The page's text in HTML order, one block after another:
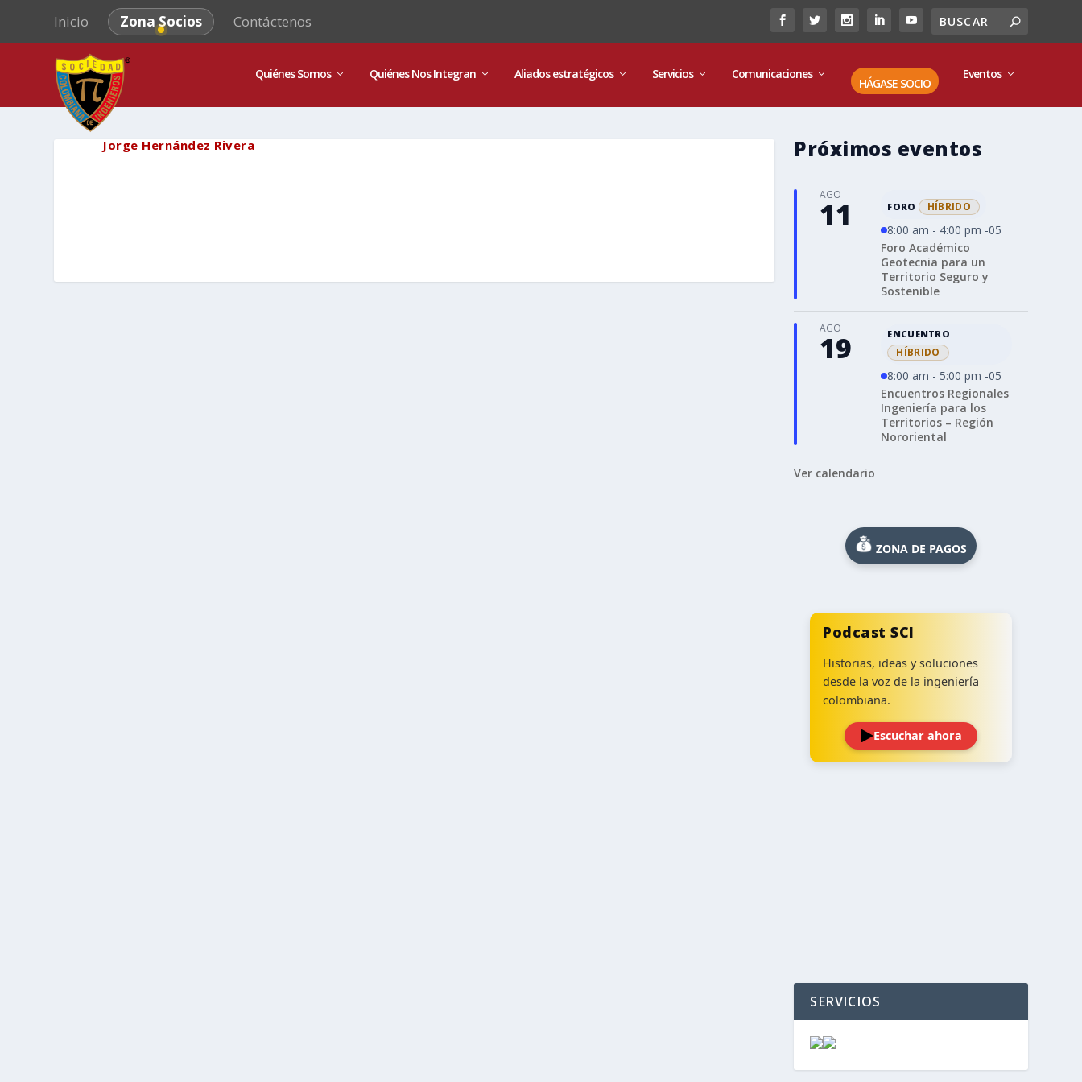
Inicio Zona Socios Contáctenos
Quiénes Somos Quiénes Nos Integran Aliados estratégicos Servicios Comunicaciones
HÁGASE SOCIO
Eventos
Jorge Hernández Rivera Próximos eventos
AGO
11 FORO HÍBRIDO
8:00 am - 4:00 pm -05
Foro Académico
Geotecnia para un
Territorio Seguro y
Sostenible
AGO
19 ENCUENTRO
HÍBRIDO
8:00 am - 5:00 pm -05
Encuentros Regionales
Ingeniería para los
Territorios – Región
Nororiental
Ver calendario
ZONA DE PAGOS
Podcast SCI
Historias, ideas y soluciones
desde la voz de la ingeniería
colombiana.
Escuchar ahora
SERVICIOS